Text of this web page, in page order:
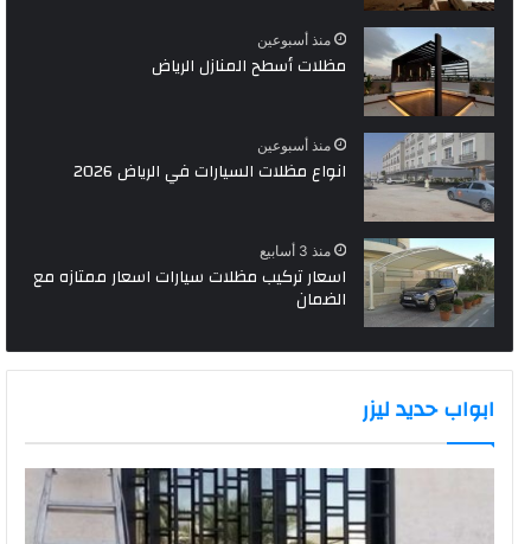
منذ أسبوعين
مظلات أسطح المنازل الرياض
منذ أسبوعين
انواع مظلات السيارات في الرياض 2026
منذ 3 أسابيع
اسعار تركيب مظلات سيارات اسعار ممتازه مع
الضمان
ابواب حديد ليزر